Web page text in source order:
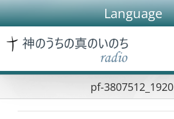
Skip
to
content
Language
pf-3807512_1920